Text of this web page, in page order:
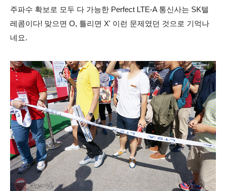
주파수 확보로 모두 다 가능한 Perfect LTE-A 통신사는 SK텔
레콤이다! 맞으면 O, 틀리면 X' 이런 문제였던 것으로 기억나
네요.